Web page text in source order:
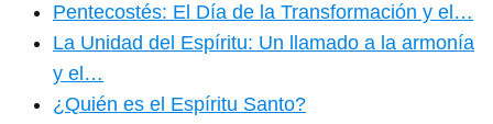
Pentecostés: El Día de la Transformación y el…
La Unidad del Espíritu: Un llamado a la armonía
y el…
¿Quién es el Espíritu Santo?